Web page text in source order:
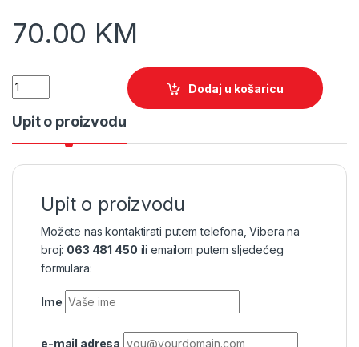
70.00 KM
Quantity
Dodaj u košaricu
Upit o proizvodu
Upit o proizvodu
Možete nas kontaktirati putem telefona, Vibera na
broj: 063 481 450 ili emailom putem sljedećeg
formulara:
Ime
e-mail adresa